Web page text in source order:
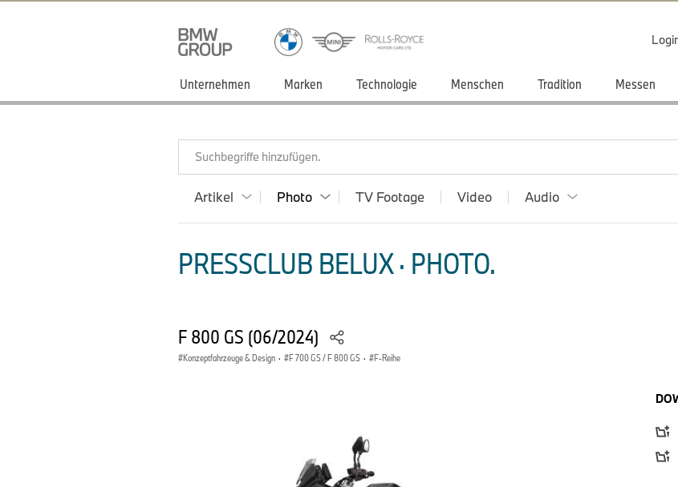
Unternehmen Marken Technologie Menschen Tradition Messen
Suchbegriffe hinzufügen.
Artikel Photo TV Footage Video Audio
PRESSCLUB BELUX · PHOTO.
F 800 GS (06/2024)
Konzeptfahrzeuge & Design · F 700 GS / F 800 GS · F-Reihe